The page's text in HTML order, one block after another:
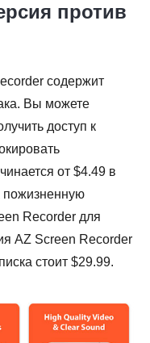
против
содержит
Вы можете
доступ к
от $4.49 в
пожизненную
Recorder для
AZ Screen Recorder
стоит $29.99.